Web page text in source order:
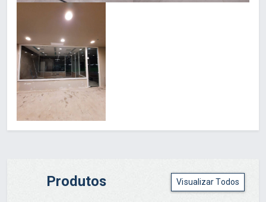
Produtos Visualizar Todos